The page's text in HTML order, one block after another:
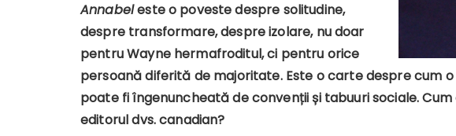
Annabeleste o poveste despre solitudine,
despre transformare, despre izolare, nu doar
pentru Wayne hermafroditul, ci pentru orice
persoană diferită de majoritate. Este o carte despre cum
poate fi îngenuncheată de convenții și tabuuri sociale.
editorul dvs. canadian?